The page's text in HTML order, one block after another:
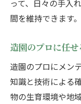
って、日々の手入
間を維持できます。
造園のプロに任
造園のプロにメン
知識と技術による
物の生育環境や地